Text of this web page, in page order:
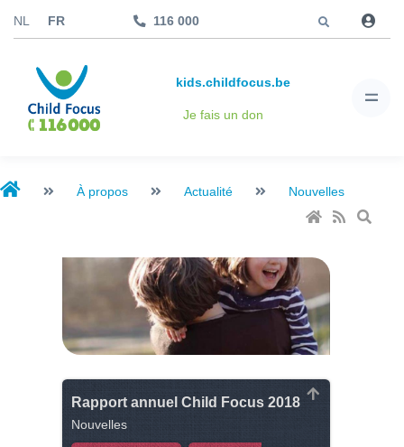
NL FR 116 000
kids.childfocus.be
Je fais un don
À propos Actualité Nouvelles
Rapport annuel Child Focus 2018
Nouvelles